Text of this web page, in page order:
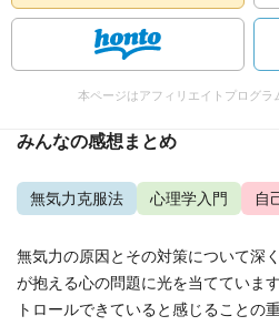
本ページはアフィリエイトプログラ
みんなの感想まとめ
無気力克服法 心理学入門 自
無気力の原因とその対策について深
が抱える心の問題に光を当てていま
トロールできていると感じることの